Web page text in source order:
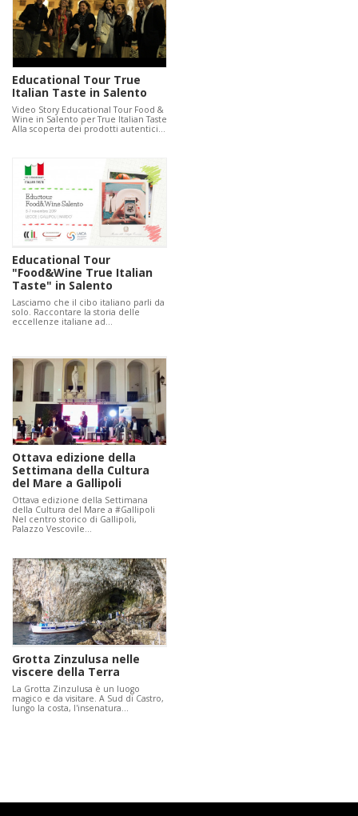
Educational Tour True
Italian Taste in Salento
Video Story Educational Tour Food &
Wine in Salento per True Italian Taste
Alla scoperta dei prodotti autentici…
Educational Tour
"Food&Wine True Italian
Taste" in Salento
Lasciamo che il cibo italiano parli da
solo. Raccontare la storia delle
eccellenze italiane ad…
Ottava edizione della
Settimana della Cultura
del Mare a Gallipoli
Ottava edizione della Settimana
della Cultura del Mare a #Gallipoli
Nel centro storico di Gallipoli,
Palazzo Vescovile…
Grotta Zinzulusa nelle
viscere della Terra
La Grotta Zinzulusa è un luogo
magico e da visitare. A Sud di Castro,
lungo la costa, l'insenatura…